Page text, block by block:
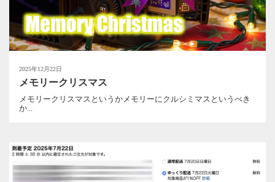
2025年12月22日
メモリークリスマス
メモリークリスマスというかメモリーにクルシミマスというべき
か...